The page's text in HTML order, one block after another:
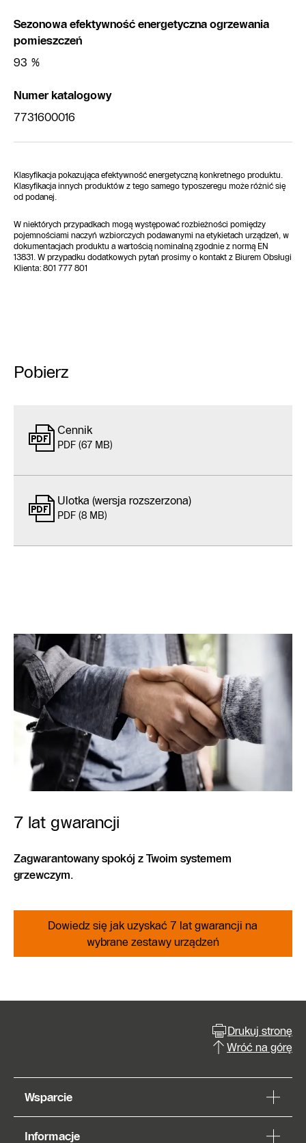
Sezonowa efektywność energetyczna ogrzewania
pomieszczeń
93 %
Numer katalogowy
7731600016
Klasyfikacja pokazująca efektywność energetyczną konkretnego produktu.
Klasyfikacja innych produktów z tego samego typoszeregu może różnić się
od podanej.
W niektórych przypadkach mogą występować rozbieżności pomiędzy
pojemnościami naczyń wzbiorczych podawanymi na etykietach urządzeń, w
dokumentacjach produktu a wartością nominalną zgodnie z normą EN
13831. W przypadku dodatkowych pytań prosimy o kontakt z Biurem Obsługi
Klienta: 801 777 801
Pobierz
Cennik
PDF (67 MB)
Ulotka (wersja rozszerzona)
PDF (8 MB)
7 lat gwarancji
Zagwarantowany spokój z Twoim systemem
grzewczym.
Dowiedz się jak uzyskać 7 lat gwarancji na
wybrane zestawy urządzeń
Drukuj stronę
Wróć na górę
Wsparcie
Informacje